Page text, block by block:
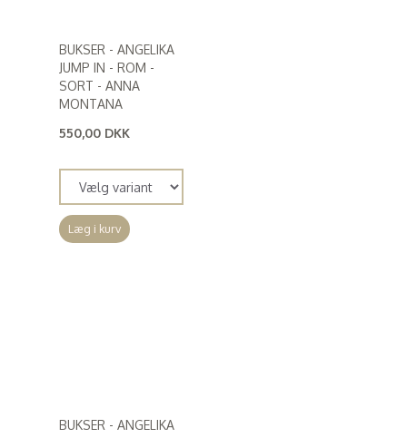
BUKSER - ANGELIKA
JUMP IN - ROM -
SORT - ANNA
MONTANA
550,00 DKK
Læg i kurv
BUKSER - ANGELIKA